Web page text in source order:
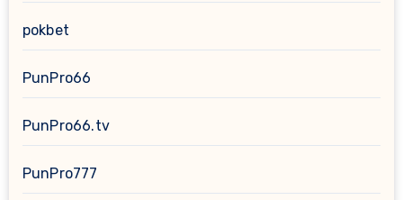
pokbet
PunPro66
PunPro66.tv
PunPro777